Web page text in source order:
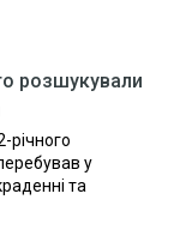
розшукували
річного
у
та